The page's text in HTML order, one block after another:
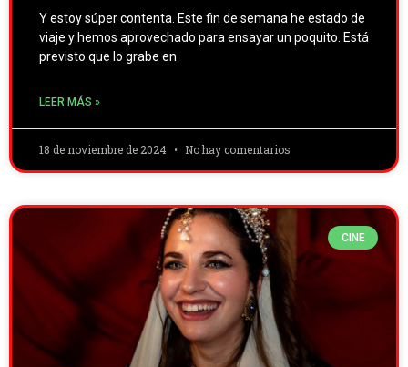
Y estoy súper contenta. Este fin de semana he estado de
viaje y hemos aprovechado para ensayar un poquito. Está
previsto que lo grabe en
LEER MÁS »
18 de noviembre de 2024 No hay comentarios
CINE